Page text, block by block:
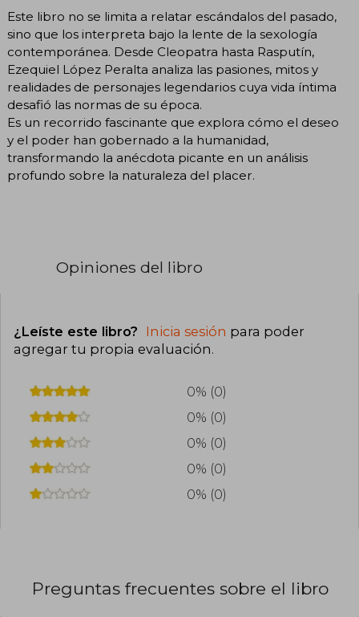
Este libro no se limita a relatar escándalos del pasado,
sino que los interpreta bajo la lente de la sexología
contemporánea. Desde Cleopatra hasta Rasputín,
Ezequiel López Peralta analiza las pasiones, mitos y
realidades de personajes legendarios cuya vida íntima
desafió las normas de su época.
Es un recorrido fascinante que explora cómo el deseo
y el poder han gobernado a la humanidad,
transformando la anécdota picante en un análisis
profundo sobre la naturaleza del placer.
Opiniones del libro
¿Leíste este libro? Inicia sesión para poder
agregar tu propia evaluación.
0% (0)
0% (0)
0% (0)
0% (0)
0% (0)
Preguntas frecuentes sobre el libro